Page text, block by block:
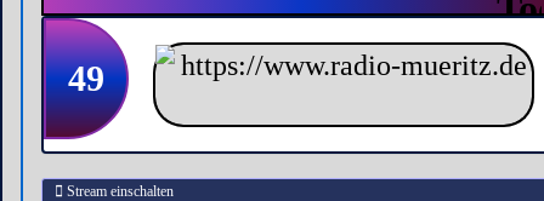
49
Stream einschalten